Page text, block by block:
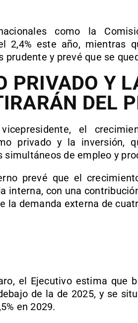
como la
2,4% este año, mientras
y prevé que se
PRIVADO Y
DEL
el
privado y la inversión,
simultáneos de empleo y
prevé que el
interna, con una
la demanda externa de
el Ejecutivo estima que
de la de 2025, y se
en 2029.